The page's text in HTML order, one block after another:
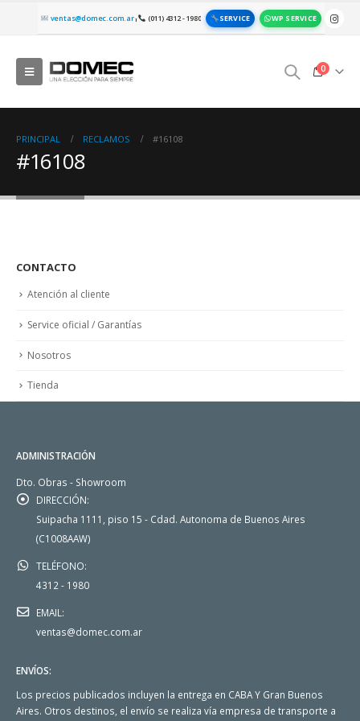
ventas@domec.com.ar| (011) 4312 - 1980 SERVICE WP SERVICE
0
PRINCIPAL RECLAMOS #16108
#16108
CONTACTO
Atención al cliente
Service oficial / Garantías
Nosotros
Tienda
ADMINISTRACIÓN
Dto. Obras - Showroom
DIRECCIÓN:
Suipacha 1111, piso 15 - Cdad. Autonoma de Buenos Aires
(C1008AAW)
TELÉFONO:
4312 - 1980
EMAIL:
ventas@domec.com.ar
ENVÍOS:
Los precios publicados incluyen la entrega en CABA Y Gran Buenos
Aires. Otros destinos, el envío se realiza vía empresa de transporte a